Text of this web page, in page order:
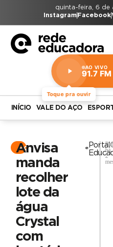
quinta-feira, 6
Instagram Facebook
Toque pra ouvir
AO VIVO
91.7 FM
Estação:
91.7
FM
INÍCIO VALE DO AÇO
Portal
Anvisa
manda
recolher
lote da
água
Crystal
com
Portal
há
2